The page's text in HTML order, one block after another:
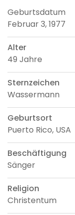
Geburtsdatum
Februar 3, 1977
Alter
49 Jahre
Sternzeichen
Wassermann
Geburtsort
Puerto Rico, USA
Beschäftigung
Sänger
Religion
Christentum